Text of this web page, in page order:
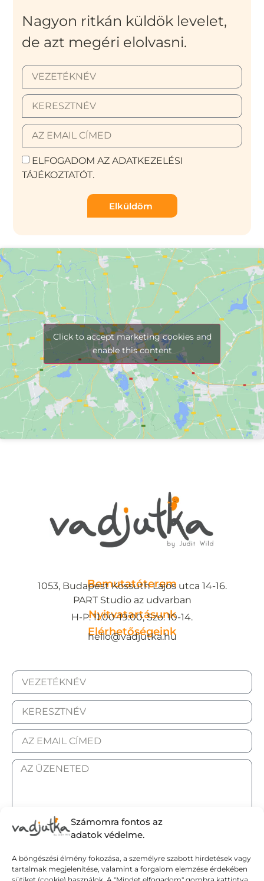
Számomra fontos az
adatok védelme.
A böngészési élmény fokozása, a személyre szabott hirdetések vagy
tartalmak megjelenítése, valamint a forgalom elemzése érdekében
Nagyon ritkán küldök levelet,
de azt megéri elolvasni.
ELFOGADOM AZ ADATKEZELÉSI
TÁJÉKOZTATÓT.
Elküldöm
Click to accept marketing cookies and
enable this content
Bemutatóterem
1053, Budapest Kossuth Lajos utca 14-16.
PART Studio az udvarban
Nyitvatartásunk
H-P: 11:00-19:00, Szo: 10-14.
Elérhetőségeink
hello@vadjutka.hu
ELFOGADOM AZ ADATKEZELÉSI TÁJÉKOZTATÓT.
Elküldöm